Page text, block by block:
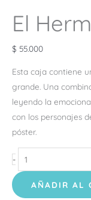
El
$ 55.000
Esta caja contiene
grande. Una
leyendo la
con los personajes
póster.
-
AÑADIR AL